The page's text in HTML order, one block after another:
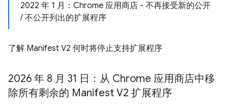
2022 年 1 月：Chrome 应用商店 - 不再接受新的公开
/ 不公开列出的扩展程序
了解 Manifest V2 何时将停止支持扩展程序
2026 年 8 月 31 日：从 Chrome 应用商店中移
除所有剩余的 Manifest V2 扩展程序